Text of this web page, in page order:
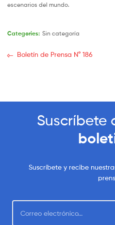
escenarios del mundo.
Categories: Sin categoría
Boletín de Prensa N° 186
Suscríbete
Suscríbete y recibe